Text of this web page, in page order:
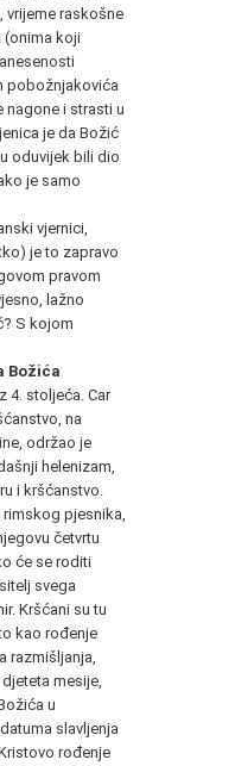
vrijeme raskošne
(onima koji
pobožnjakovića
nagone i strasti u
je da Božić
oduvijek bili dio
je samo
vjernici,
je to zapravo
pravom
lažno
S kojom
Božića
4. stoljeća. Car
na
održao je
helenizam,
i kršćanstvo.
pjesnika,
četvrtu
će se roditi
svega
Kršćani su tu
kao rođenje
razmišljanja,
mesije,
u
slavljenja
rođenje